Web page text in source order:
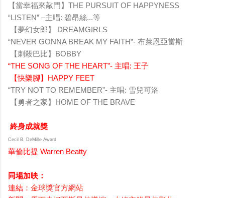
【當幸福來敲門】THE PURSUIT OF HAPPYNESS
“LISTEN” –主唱: 碧昂絲...等
【夢幻女郎】 DREAMGIRLS
“NEVER GONNA BREAK MY FAITH”- 布萊恩亞當斯
【刺殺巴比】BOBBY
“THE SONG OF THE HEART”- 主唱: 王子
【快樂腳】HAPPY FEET
“TRY NOT TO REMEMBER”- 主唱: 雪兒可洛
【勇者之家】HOME OF THE BRAVE
終身成就獎
Cecil B. DeMille Award
華倫比提 Warren Beatty
同場加映：
連結： 金球獎官方網站